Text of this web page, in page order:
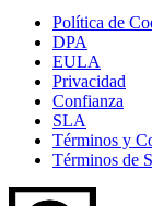
Política de
DPA
EULA
Privacidad
Confianza
SLA
Términos y
Términos de